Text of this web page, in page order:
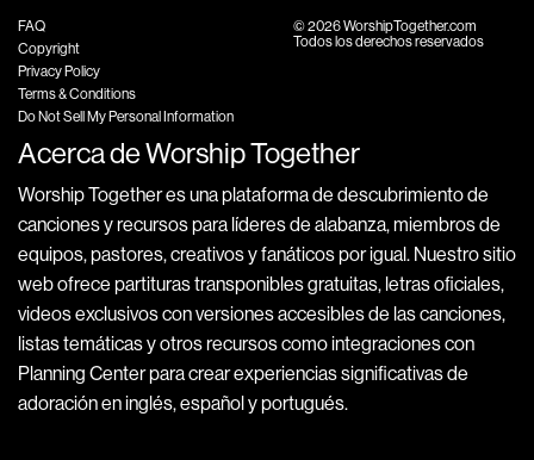
FAQ
Copyright
Privacy Policy
Terms & Conditions
Do Not Sell My Personal Information
© 2026 WorshipTogether.com
Todos los derechos reservados
Acerca de Worship Together
Worship Together es una plataforma de descubrimiento de
canciones y recursos para líderes de alabanza, miembros de
equipos, pastores, creativos y fanáticos por igual. Nuestro sitio
web ofrece partituras transponibles gratuitas, letras oficiales,
videos exclusivos con versiones accesibles de las canciones,
listas temáticas y otros recursos como integraciones con
Planning Center para crear experiencias significativas de
adoración en inglés, español y portugués.